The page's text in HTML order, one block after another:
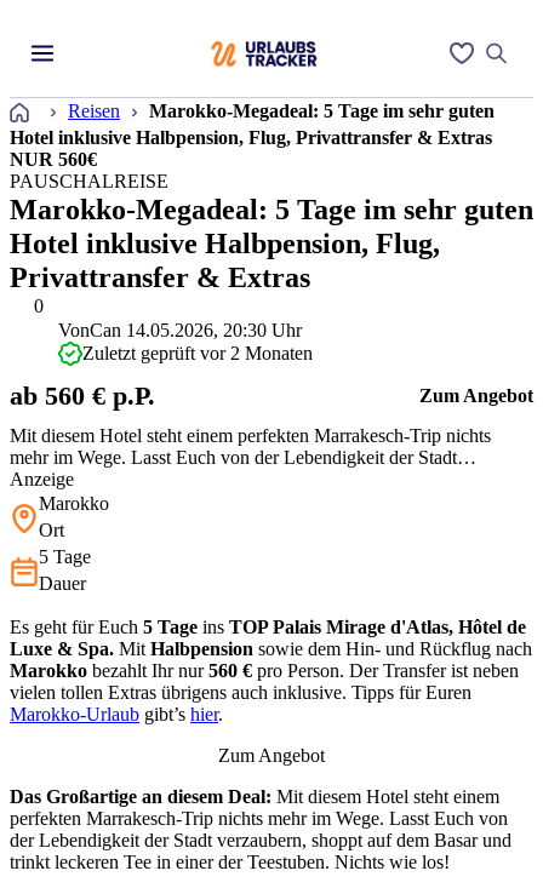
Startseite
Reisen
Marokko-Megadeal: 5 Tage im sehr guten
Hotel inklusive Halbpension, Flug, Privattransfer & Extras
NUR 560€
0
PAUSCHALREISE
Marokko-Megadeal: 5 Tage im sehr guten
Hotel inklusive Halbpension, Flug,
Privattransfer & Extras
Mit diesem Hotel steht einem perfekten Marrakesch-Trip nichts
mehr im Wege. Lasst Euch von der Lebendigkeit der Stadt
verzaubern, shoppt auf dem Basar und trinkt leckeren Tee in einer
der Teestuben. Nichts wie los!
VonCan 14.05.2026, 20:30 Uhr
Zuletzt geprüft vor 2 Monaten
ab 560 € p.P. Zum Angebot
Anzeige
Marokko
Ort
5 Tage
Dauer
Es geht für Euch 5 Tage ins TOP Palais Mirage d'Atlas, Hôtel de
Luxe & Spa. Mit Halbpension sowie dem Hin- und Rückflug nach
Marokko bezahlt Ihr nur560 € pro Person. Der Transfer ist neben
vielen tollen Extras übrigens auch inklusive. Tipps für Euren
Marokko-Urlaub gibt’s hier.
Zum Angebot
Das Großartige an diesem Deal: Mit diesem Hotel steht einem
perfekten Marrakesch-Trip nichts mehr im Wege. Lasst Euch von
der Lebendigkeit der Stadt verzaubern, shoppt auf dem Basar und
trinkt leckeren Tee in einer der Teestuben. Nichts wie los!